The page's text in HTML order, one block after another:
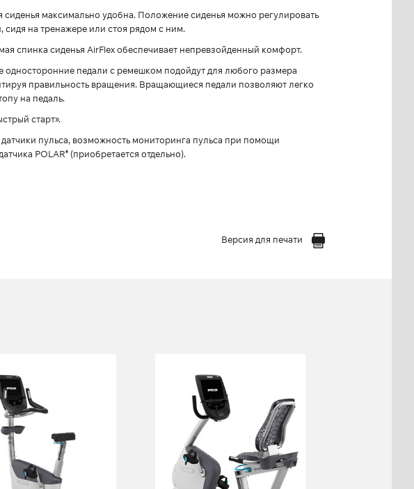
сиденья максимально удобна. Положение сиденья можно регулировать
сидя на тренажере или стоя рядом с ним.
спинка сиденья AirFlex обеспечивает непревзойденный комфорт.
односторонние педали с ремешком подойдут для любого размера
правильность вращения. Вращающиеся педали позволяют легко
на педаль.
старт».
пульса, возможность мониторинга пульса при помощи
POLAR® (приобретается отдельно).
Версия для печати
UBK 885
885
велотренажер
PRECOR RBK 885
RBK 885